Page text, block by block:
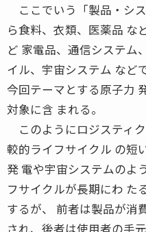
ここでいう「製品・シ
ら食料、衣類、医薬品 な
ど 家電品、通信システム
イル、宇宙システム など
今回テーマとする原子力
対象に含 まれる。
このようにロジスティ
較的ライフサイクル の短
発 電や宇宙システムのよ
フサイクルが長期にわ た
するが、 前者は製品が消
され、後者は使用者の手